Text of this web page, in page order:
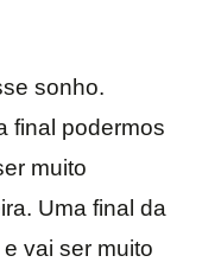
sonho.
final podermos
muito
Uma final da
vai ser muito